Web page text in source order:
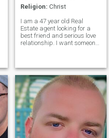
Religion: Christ
I am a 47 year old Real
Estate agent looking for a
best friend and serious love
relationship. I want someone
riding motorcycles, and
relaxing while watching